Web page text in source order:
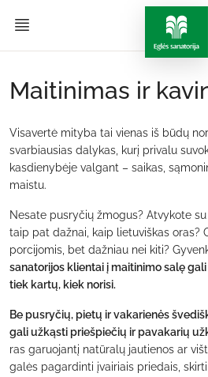
Maitinimas ir
Visavertė mityba tai vienas iš būdų
svarbiausias dalykas, kurį privalu
kasdienybėje valgant – saikas,
maistu.
Nesate pusryčių žmogus? Atvykote
taip pat dažnai, kaip lietuviškas oras?
porcijomis, bet dažniau nei kiti?
sanatorijos klientai į maitinimo salę
tiek kartų, kiek norisi.
Be pusryčių, pietų ir vakarienės
gali užkąsti priešpiečių ir pavakarių
ras garuojantį natūralų jautienos ar
galės pagardinti įvairiais priedais,